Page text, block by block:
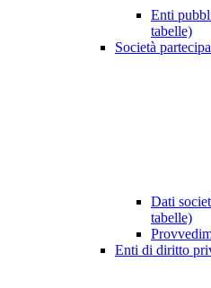
Enti
tabelle)
Società
Dati
tabelle)
Enti di diritto